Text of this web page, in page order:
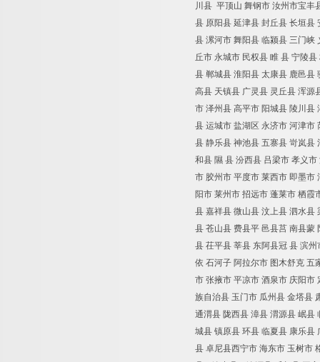
川县 平顶山 舞钢市 汝州市宝丰
县 原阳县 延津县 封丘县 长垣县
县 漯河市 舞阳县 临颍县 三门峡
丘市 永城市 民权县 睢 县 宁陵县
县 郸城县 淮阳县 太康县 鹿邑县
高县 天镇县 广灵县 灵丘县 浑源
市 泽州县 高平市 阳城县 陵川县
县 运城市 盐湖区 永济市 河津市
县 静乐县 神池县 五寨县 岢岚县
和县 隰 县 汾西县 吕梁市 孝义市
市 胶州市 平度市 莱西市 即墨市
阳市 莱州市 招远市 蓬莱市 栖霞
县 嘉祥县 微山县 汶上县 泗水县
县 苍山县 费县平 邑县莒 南县蒙
县 茌平县 莘县 东阿县冠 县 滨州
依 石河子 阿拉尔市 图木舒克 五
市 张掖市 平凉市 酒泉市 庆阳市
族自治县 玉门市 瓜州县 金塔县
通渭县 陇西县 漳县 渭源县 岷县
城县 镇原县 环县 临夏县 康乐县
县 卓尼县西宁市 海东市 玉树市